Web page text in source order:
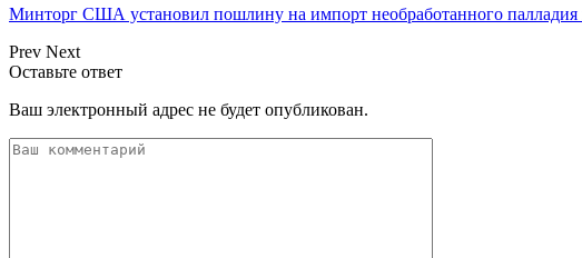
Минторг США установил пошлину на импорт необработанного палладия
Prev Next
Оставьте ответ
Ваш электронный адрес не будет опубликован.